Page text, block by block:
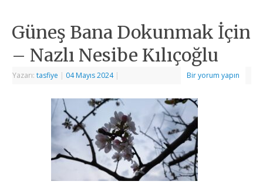
Güneş Bana Dokunmak İçin
– Nazlı Nesibe Kılıçoğlu
Yazarı:tasfiye | 04 Mayıs 2024 | Bir yorum yapın